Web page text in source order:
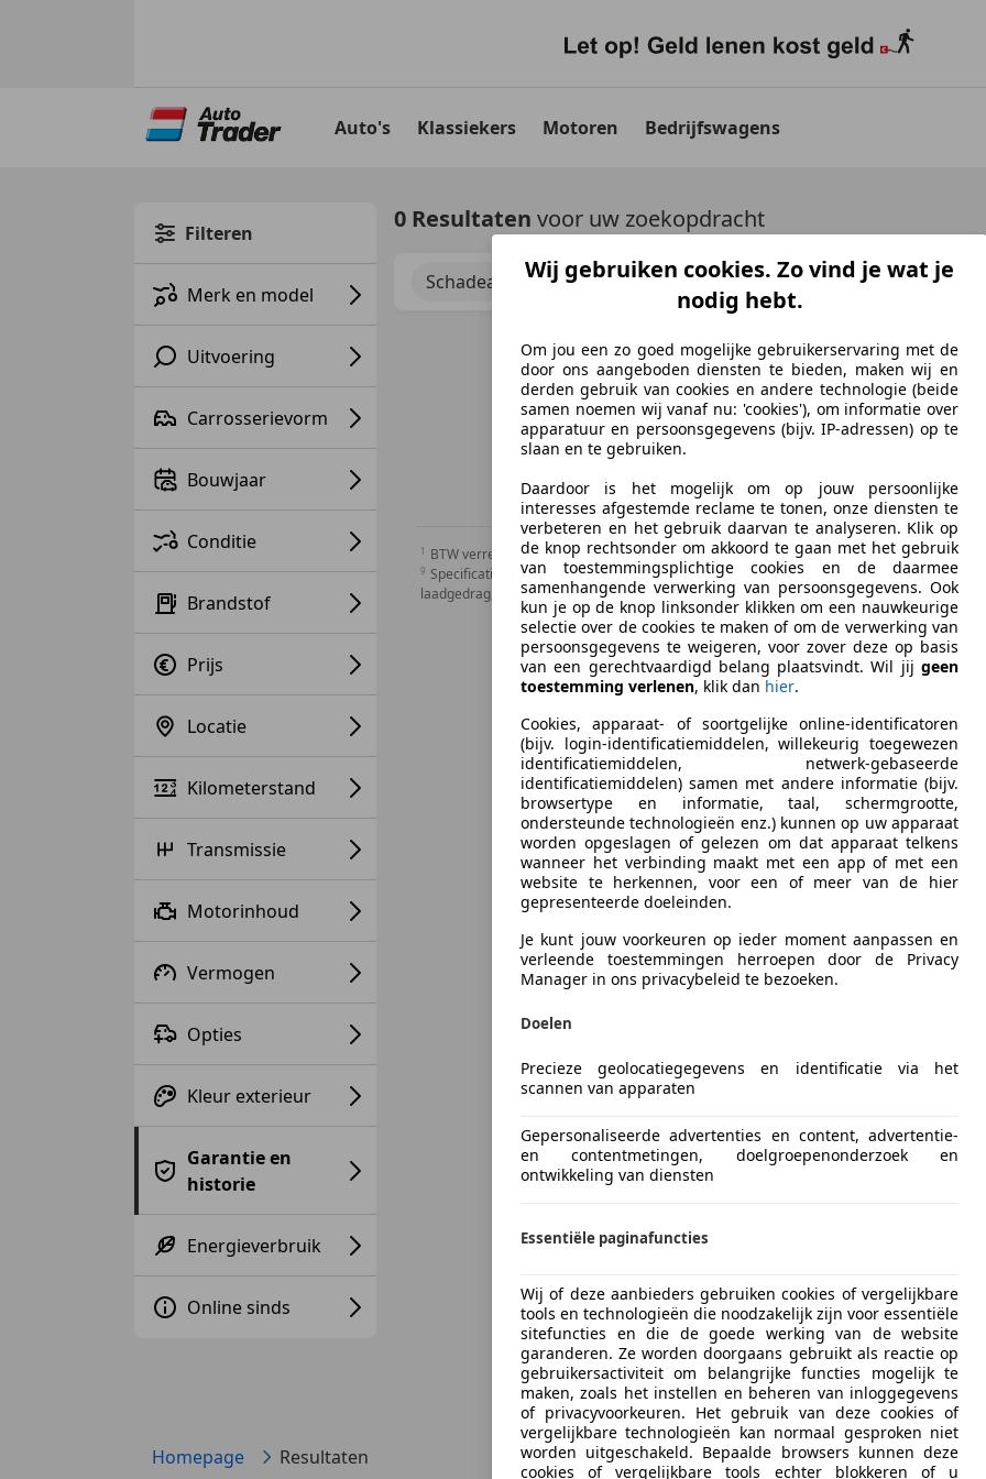
Auto's Klassiekers Motoren Bedrijfswagens
Filteren
Merk en model
Uitvoering
Carrosserievorm
Bouwjaar
Conditie
Brandstof
Prijs
Locatie
Kilometerstand
Transmissie
Motorinhoud
Vermogen
Opties
Kleur exterieur
Garantie en
historie
Energieverbruik
Online sinds
0 Resultaten voor uw zoekopdracht
Schadeauto's tonen
Ontdek vergelijkbare
Niet precies je zoekopdracht, maar misschien
BTW verrekenbaar
Specificatie van de fabrikant voor nieuwe voertuigen. Afhankelijk van de kilometerstand,
laadgedrag, kan de radius van occasies aanzienlijk variëren.
Homepage Resultaten
Wij gebruiken cookies. Zo vind je wat je
nodig hebt.
Om jou een zo goed mogelijke gebruikerservaring met de
door ons aangeboden diensten te bieden, maken wij en
derden gebruik van cookies en andere technologie (beide
samen noemen wij vanaf nu: 'cookies'), om informatie over
apparatuur en persoonsgegevens (bijv. IP-adressen) op te
slaan en te gebruiken.
Daardoor is het mogelijk om op jouw persoonlijke
interesses afgestemde reclame te tonen, onze diensten te
verbeteren en het gebruik daarvan te analyseren. Klik op
de knop rechtsonder om akkoord te gaan met het gebruik
van toestemmingsplichtige cookies en de daarmee
samenhangende verwerking van persoonsgegevens. Ook
kun je op de knop linksonder klikken om een nauwkeurige
selectie over de cookies te maken of om de verwerking van
persoonsgegevens te weigeren, voor zover deze op basis
van een gerechtvaardigd belang plaatsvindt. Wil jij geen
toestemming verlenen, klik dan hier.
Cookies, apparaat- of soortgelijke online-identificatoren
(bijv. login-identificatiemiddelen, willekeurig toegewezen
identificatiemiddelen, netwerk-gebaseerde
identificatiemiddelen) samen met andere informatie (bijv.
browsertype en informatie, taal, schermgrootte,
ondersteunde technologieën enz.) kunnen op uw apparaat
worden opgeslagen of gelezen om dat apparaat telkens
wanneer het verbinding maakt met een app of met een
website te herkennen, voor een of meer van de hier
gepresenteerde doeleinden.
Je kunt jouw voorkeuren op ieder moment aanpassen en
verleende toestemmingen herroepen door de Privacy
Manager in ons privacybeleid te bezoeken.
Doelen
Precieze geolocatiegegevens en identificatie via het
scannen van apparaten
Gepersonaliseerde advertenties en content, advertentie-
en contentmetingen, doelgroepenonderzoek en
ontwikkeling van diensten
Essentiële paginafuncties
Wij of deze aanbieders gebruiken cookies of vergelijkbare
tools en technologieën die noodzakelijk zijn voor essentiële
sitefuncties en die de goede werking van de website
garanderen. Ze worden doorgaans gebruikt als reactie op
gebruikersactiviteit om belangrijke functies mogelijk te
maken, zoals het instellen en beheren van inloggegevens
of privacyvoorkeuren. Het gebruik van deze cookies of
vergelijkbare technologieën kan normaal gesproken niet
worden uitgeschakeld. Bepaalde browsers kunnen deze
cookies of vergelijkbare tools echter blokkeren of u